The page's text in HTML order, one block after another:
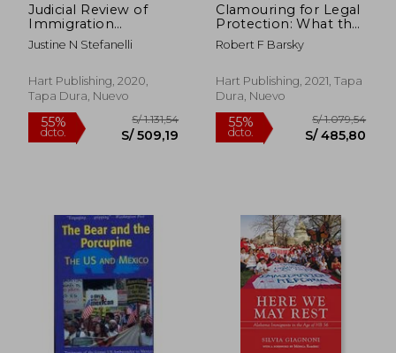
Judicial Review of
Immigration
Detention in the uk,
us and eu: From
(en Inglés)
Justine N Stefanelli
Hart Publishing, 2020,
Tapa Dura, Nuevo
Clamouring for Legal
Protection: What the
Great Books Teach us
About People
Persecution (en
Inglés)
Robert F Barsky
Hart Publishing, 2021, Tapa
Dura, Nuevo